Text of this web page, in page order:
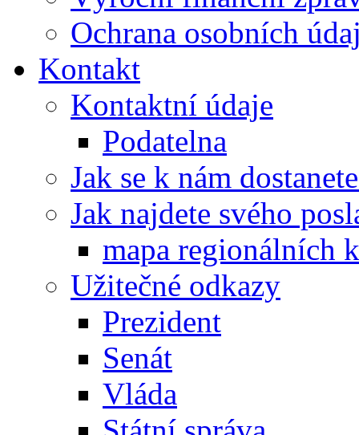
Ochrana osobních
Kontakt
Kontaktní údaje
Podatelna
Jak se k nám
Jak najdete svého
mapa regionálních
Užitečné odkazy
Prezident
Senát
Vláda